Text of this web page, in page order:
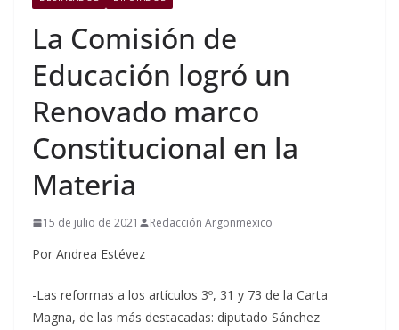
La Comisión de
Educación logró un
Renovado marco
Constitucional en la
Materia
15 de julio de 2021 Redacción Argonmexico
Por Andrea Estévez
-Las reformas a los artículos 3º, 31 y 73 de la Carta
Magna, de las más destacadas: diputado Sánchez